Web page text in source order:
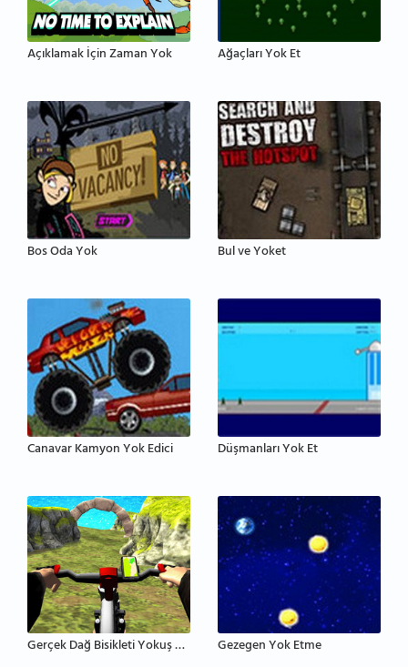
Açıklamak İçin Zaman Yok Ağaçları Yok Et
Bos Oda Yok Bul ve Yoket
Canavar Kamyon Yok Edici Düşmanları Yok Et
Gerçek Dağ Bisikleti Yokuş Aşağı 3D Gezegen Yok Etme